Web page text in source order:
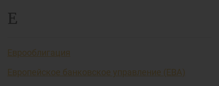
Е
Еврооблигация
Европейское банковское управление (EBA)